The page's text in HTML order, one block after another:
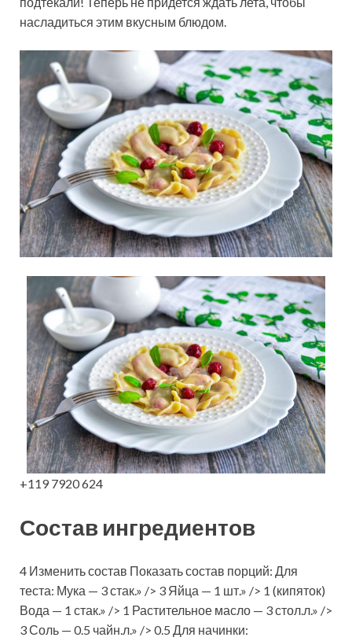
насладиться этим вкусным блюдом.
+119 7920 624
Состав ингредиентов
4 Изменить состав Показать состав порций: Для
теста: Мука — 3 стак.» /> 3 Яйца — 1 шт.» /> 1 (кипяток)
Вода — 1 стак.» /> 1 Растительное масло — 3 стол.л.» />
3 Соль — 0.5 чайн.л.» /> 0.5 Для начинки: